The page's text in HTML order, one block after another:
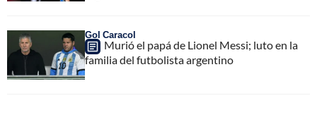
Gol Caracol
Murió el papá de Lionel Messi; luto en la
familia del futbolista argentino